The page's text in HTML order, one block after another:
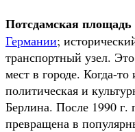
Потсдамская площадь
Германии;
транспортный узел.
мест в городе. Когда-
политическая и
Берлина. После 1990
превращена в